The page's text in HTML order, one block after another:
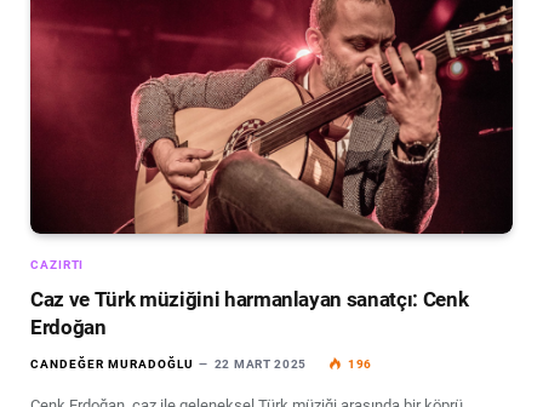
CAZIRTI
Caz ve Türk müziğini harmanlayan sanatçı: Cenk
Erdoğan
CANDEĞER MURADOĞLU 22 MART 2025 196